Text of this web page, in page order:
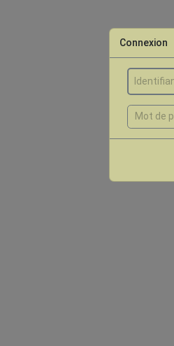
Connexion